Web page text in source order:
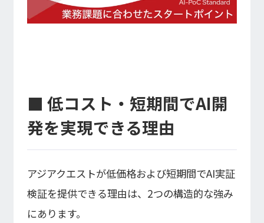
■ 低コスト・短期間でAI開
発を実現できる理由
アジアクエストが低価格および短期間でAI実証
検証を提供できる理由は、2つの構造的な強み
にあります。